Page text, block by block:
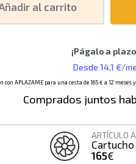
al carrito
Comprados juntos
ARTÍCULO
165€